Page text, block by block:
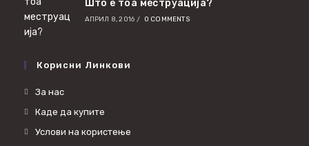
Што е тоа меструација?
АПРИЛ 8, 2016 / 0 COMMENTS
Корисни Линкови
За нас
Каде да купите
Услови на користење